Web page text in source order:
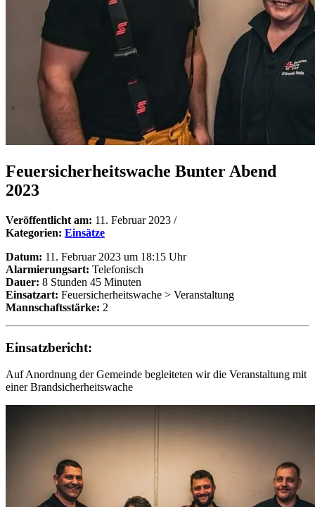
Feuersicherheitswache Bunter Abend
2023
Veröffentlicht am: 11. Februar 2023 /
Kategorien: Einsätze
Datum: 11. Februar 2023 um 18:15 Uhr
Alarmierungsart: Telefonisch
Dauer: 8 Stunden 45 Minuten
Einsatzart: Feuersicherheitswache > Veranstaltung
Mannschaftsstärke: 2
Einsatzbericht:
Auf Anordnung der Gemeinde begleiteten wir die Veranstaltung mit
einer Brandsicherheitswache